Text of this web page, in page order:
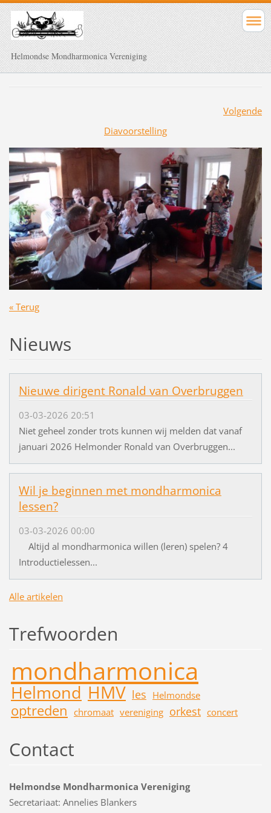
Helmondse Mondharmonica Vereniging
Volgende
Diavoorstelling
« Terug
Nieuws
Nieuwe dirigent Ronald van Overbruggen
03-03-2026 20:51
Niet geheel zonder trots kunnen wij melden dat vanaf
januari 2026 Helmonder Ronald van Overbruggen...
Wil je beginnen met mondharmonica
lessen?
03-03-2026 00:00
Altijd al mondharmonica willen (leren) spelen? 4
Introductielessen...
Alle artikelen
Trefwoorden
mondharmonica
Helmond HMV les Helmondse
optreden chromaat vereniging orkest concert
Contact
Helmondse Mondharmonica Vereniging
Secretariaat: Annelies Blankers